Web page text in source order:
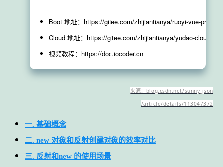
Boot 地址：https://gitee.com/zhijiantianya/ruoyi-vue-pro
Cloud 地址：https://gitee.com/zhijiantianya/yudao-cloud
视频教程：https://doc.iocoder.cn
来源：blog.csdn.net/sunny_json
/article/details/113047372
一. 基础概念
二. new 对象和反射创建对象的效率对比
三. 反射和new 的使用场景